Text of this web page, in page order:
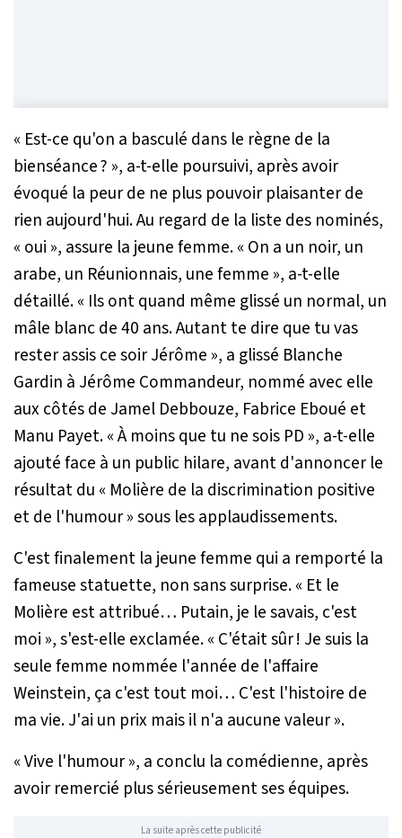
« Est-ce qu'on a basculé dans le règne de la
bienséance ? », a-t-elle poursuivi, après avoir
évoqué la peur de ne plus pouvoir plaisanter de
rien aujourd'hui. Au regard de la liste des nominés,
« oui », assure la jeune femme.« On a un noir, un
arabe, un Réunionnais, une femme », a-t-elle
détaillé.« Ils ont quand même glissé un normal, un
mâle blanc de 40 ans. Autant te dire que tu vas
rester assis ce soir Jérôme », a glissé Blanche
Gardin à Jérôme Commandeur, nommé avec elle
aux côtés de Jamel Debbouze, Fabrice Eboué et
Manu Payet.« À moins que tu ne sois PD », a-t-elle
ajouté face à un public hilare, avant d'annoncer le
résultat du « Molière de la discrimination positive
et de l'humour »sous les applaudissements.
C'est finalement la jeune femme qui a remporté la
fameuse statuette, non sans surprise.« Et le
Molière est attribué… Putain, je le savais, c'est
moi », s'est-elle exclamée.« C'était sûr ! Je suis la
seule femme nommée l'année de l'affaire
Weinstein, ça c'est tout moi… C'est l'histoire de
ma vie. J'ai un prix mais il n'a aucune valeur ».
« Vive l'humour », a conclu la comédienne, après
avoir remercié plus sérieusement ses équipes.
La suite après cette publicité